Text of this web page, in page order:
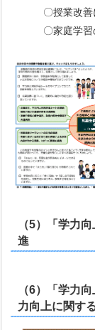
〇授業改善に
〇家庭学習の
（5）「学力
進
（6）「学力
力向上に関す